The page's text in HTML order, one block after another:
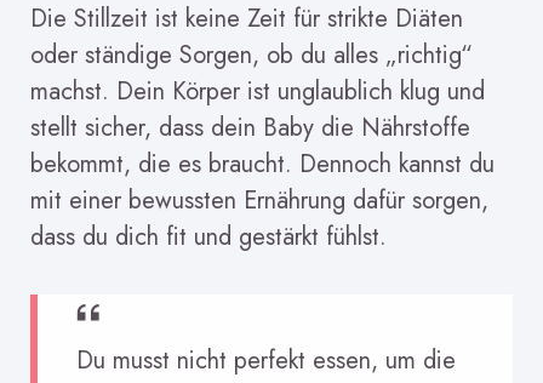
Die Stillzeit ist keine Zeit für strikte Diäten
oder ständige Sorgen, ob du alles „richtig“
machst. Dein Körper ist unglaublich klug und
stellt sicher, dass dein Baby die Nährstoffe
bekommt, die es braucht. Dennoch kannst du
mit einer bewussten Ernährung dafür sorgen,
dass du dich fit und gestärkt fühlst.
Du musst nicht perfekt essen, um die